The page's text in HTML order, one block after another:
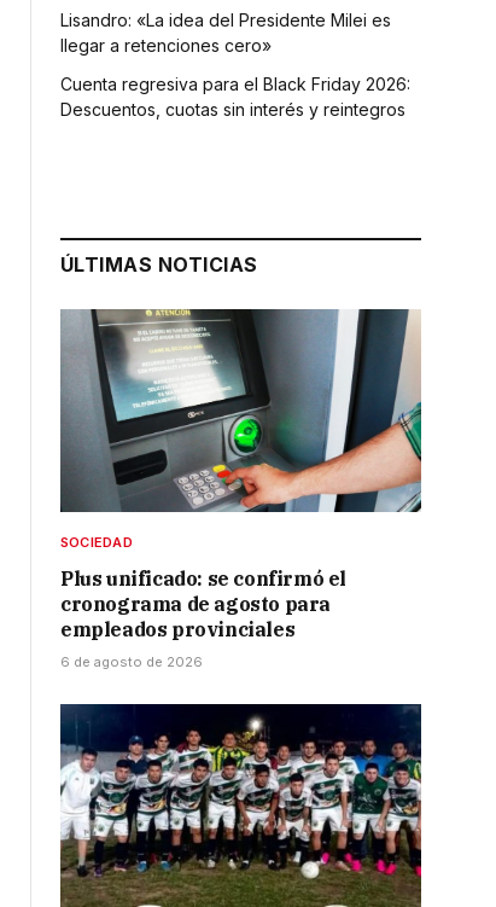
Lisandro: «La idea del Presidente Milei es
llegar a retenciones cero»
Cuenta regresiva para el Black Friday 2026:
Descuentos, cuotas sin interés y reintegros
ÚLTIMAS NOTICIAS
SOCIEDAD
Plus unificado: se confirmó el
cronograma de agosto para
empleados provinciales
6 de agosto de 2026